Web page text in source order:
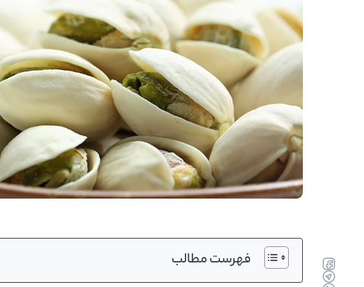
آجیل چهار مغز
آجیل سه مغز
آجیل شیرین
آجیل مخلوط
پسته
پسته احمد آقایی
فهرست مطالب